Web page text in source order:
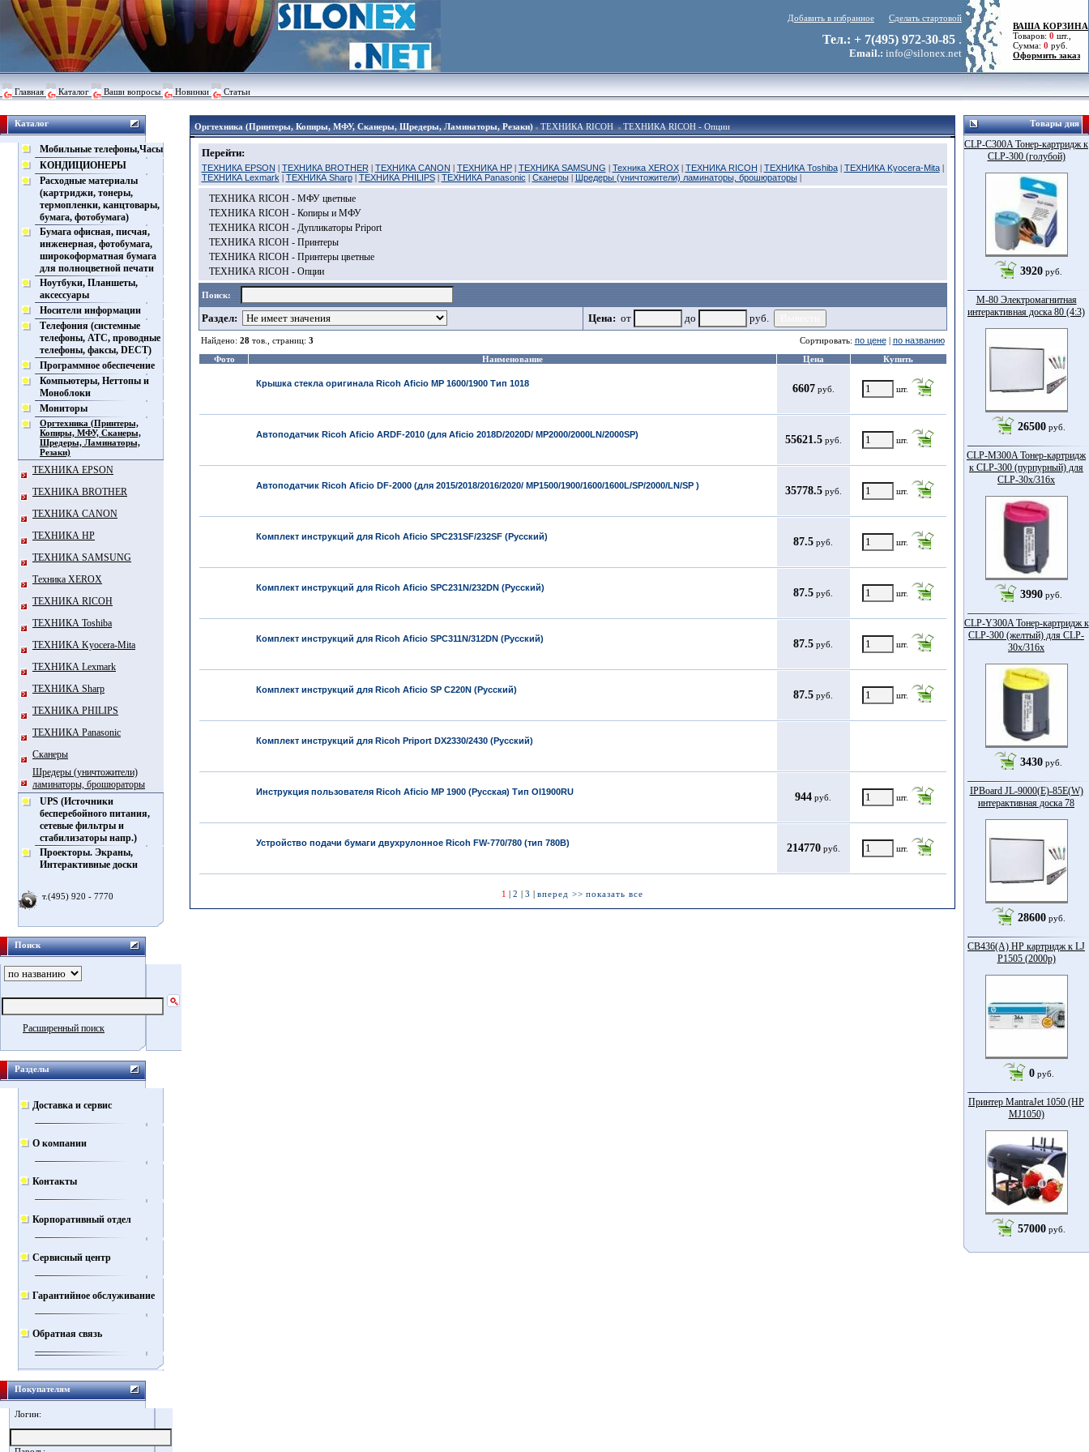
Добавить в избранное Сделать стартовой
Тел.: + 7(495) 972-30-85 .
Email.: info@silonex.net
Главная Каталог Ваши вопросы Новинки Статьи
ВАША КОРЗИНА
Товаров: 0 шт.,
Сумма: 0 руб.
Оформить заказ
Каталог
Мобильные телефоны,Часы
КОНДИЦИОНЕРЫ
Расходные материалы
(картриджи, тонеры,
термопленки, канцтовары,
бумага, фотобумага)
Бумага офисная, писчая,
инженерная, фотобумага,
широкоформатная бумага
для полноцветной печати
Ноутбуки, Планшеты,
аксессуары
Носители информации
Телефония (системные
телефоны, АТС, проводные
телефоны, факсы, DECT)
Программное обеспечение
Компьютеры, Неттопы и
Моноблоки
Мониторы
Оргтехника (Принтеры,
Копиры, МФУ, Сканеры,
Шредеры, Ламинаторы,
Резаки)
ТЕХНИКА EPSON
ТЕХНИКА BROTHER
ТЕХНИКА CANON
ТЕХНИКА HP
ТЕХНИКА SAMSUNG
Техника XEROX
ТЕХНИКА RICOH
ТЕХНИКА Toshiba
ТЕХНИКА Kyocera-Mita
ТЕХНИКА Lexmark
ТЕХНИКА Sharp
ТЕХНИКА PHILIPS
ТЕХНИКА Panasonic
Сканеры
Шредеры (уничтожители)
ламинаторы, брошюраторы
UPS (Источники
бесперебойного питания,
сетевые фильтры и
стабилизаторы напр.)
Проекторы. Экраны,
Интерактивные доски
т.(495) 920 - 7770
Поиск
Расширенный поиск
Разделы
Доставка и сервис
О компании
Контакты
Корпоративный отдел
Сервисный центр
Гарантийное обслуживание
Обратная связь
Покупателям
Логин:
Оргтехника (Принтеры, Копиры, МФУ, Сканеры, Шредеры, Ламинаторы, Резаки) ТЕХНИКА RICOH ТЕХНИКА RICOH - Опции
Перейти:
ТЕХНИКА EPSON | ТЕХНИКА BROTHER | ТЕХНИКА CANON | ТЕХНИКА HP| ТЕХНИКА SAMSUNG | Техника XEROX| ТЕХНИКА RICOH | ТЕХНИКА Toshiba| ТЕХНИКА Kyocera-Mita|
ТЕХНИКА Lexmark | ТЕХНИКА Sharp| ТЕХНИКА PHILIPS| ТЕХНИКА Panasonic | Сканеры| Шредеры (уничтожители) ламинаторы, брошюраторы|
ТЕХНИКА RICOH - МФУ цветные
ТЕХНИКА RICOH - Копиры и МФУ
ТЕХНИКА RICOH - Дупликаторы Priport
ТЕХНИКА RICOH - Принтеры
ТЕХНИКА RICOH - Принтеры цветные
ТЕХНИКА RICOH - Опции
Поиск:
Раздел: Цена: от до руб.
Найдено: 28тов., страниц: 3 Сортировать: по цене| по названию
Фото
Наименование Цена Купить
Крышка стекла оригинала Ricoh Aficio MP 1600/1900 Тип 1018 6607 руб. шт.
Автоподатчик Ricoh Aficio ARDF-2010 (для Aficio 2018D/2020D/ MP2000/2000LN/2000SP) 55621.5 руб. шт.
Автоподатчик Ricoh Aficio DF-2000 (для 2015/2018/2016/2020/ MP1500/1900/1600/1600L/SP/2000/LN/SP ) 35778.5 руб. шт.
Комплект инструкций для Ricoh Aficio SPC231SF/232SF (Русский) 87.5 руб. шт.
Комплект инструкций для Ricoh Aficio SPC231N/232DN (Русский) 87.5 руб. шт.
Комплект инструкций для Ricoh Aficio SPC311N/312DN (Русский) 87.5 руб. шт.
Комплект инструкций для Ricoh Aficio SP C220N (Русский) 87.5 руб. шт.
Комплект инструкций для Ricoh Priport DX2330/2430 (Русский)
Инструкция пользователя Ricoh Aficio MP 1900 (Русская) Тип OI1900RU 944 руб. шт.
Устройство подачи бумаги двухрулонное Ricoh FW-770/780 (тип 780B) 214770 руб. шт.
1 | 2 | 3 | вперед >> показать все
Товары дня
CLP-C300A Тонер-картридж к
CLP-300 (голубой)
3920 руб.
M-80 Электромагнитная
интерактивная доска 80 (4:3)
26500 руб.
CLP-M300A Тонер-картридж
к CLP-300 (пурпурный) для
CLP-30x/316x
3990 руб.
CLP-Y300A Тонер-картридж к
CLP-300 (желтый) для CLP-
30x/316x
3430 руб.
IPBoard JL-9000(E)-85Е(W)
интерактивная доска 78
28600 руб.
CB436(A) HP картридж к LJ
P1505 (2000p)
0 руб.
Принтер MantraJet 1050 (HP
MJ1050)
57000 руб.